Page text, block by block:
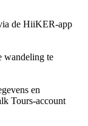
de HiiKER-app
wandeling te
en
Tours-account